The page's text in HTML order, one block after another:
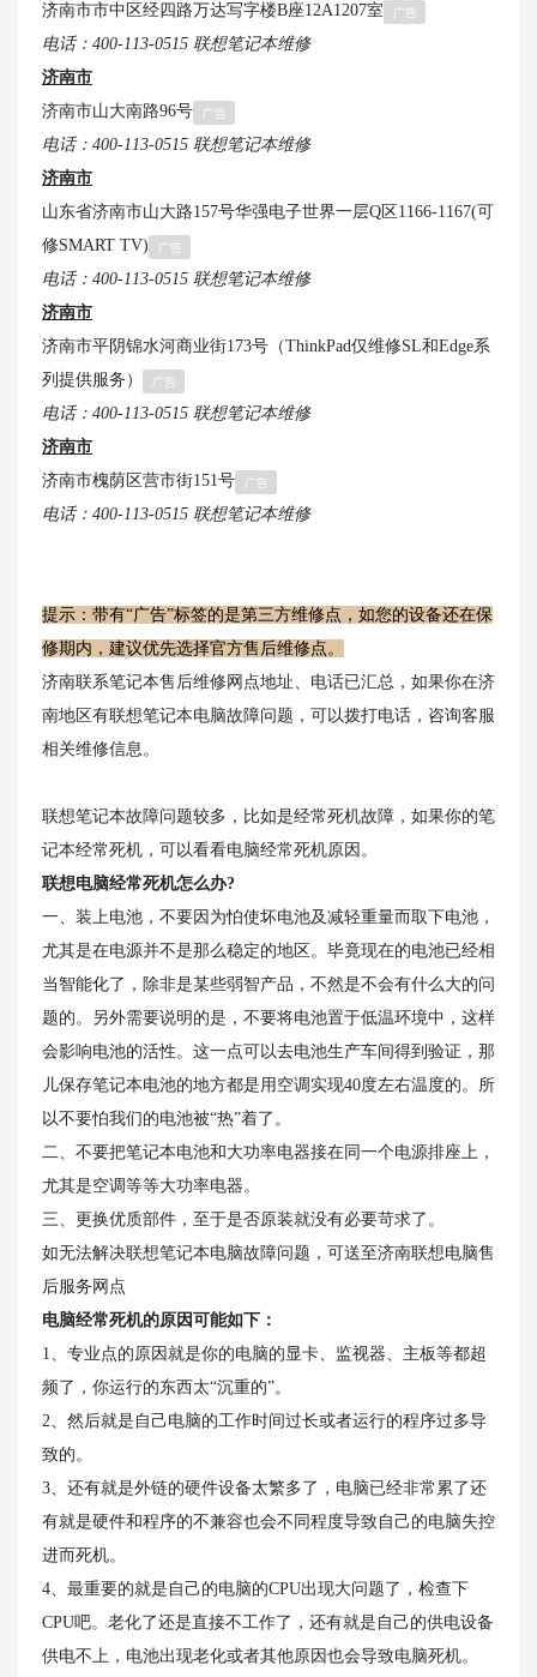
济南市市中区经四路万达写字楼B座12A1207室
电话：400-113-0515 联想笔记本维修
济南市
济南市山大南路96号
电话：400-113-0515 联想笔记本维修
济南市
山东省济南市山大路157号华强电子世界一层Q区1166-1167(可
修SMART TV)
电话：400-113-0515 联想笔记本维修
济南市
济南市平阴锦水河商业街173号（ThinkPad仅维修SL和Edge系
列提供服务）
电话：400-113-0515 联想笔记本维修
济南市
济南市槐荫区营市街151号
电话：400-113-0515 联想笔记本维修
提示：带有“广告”标签的是第三方维修点，如您的设备还在保
修期内，建议优先选择官方售后维修点。
济南联系笔记本售后维修网点地址、电话已汇总，如果你在济
南地区有联想笔记本电脑故障问题，可以拨打电话，咨询客服
相关维修信息。
联想笔记本故障问题较多，比如是经常死机故障，如果你的笔
记本经常死机，可以看看电脑经常死机原因。
联想电脑经常死机怎么办?
一、装上电池，不要因为怕使坏电池及减轻重量而取下电池，
尤其是在电源并不是那么稳定的地区。毕竟现在的电池已经相
当智能化了，除非是某些弱智产品，不然是不会有什么大的问
题的。另外需要说明的是，不要将电池置于低温环境中，这样
会影响电池的活性。这一点可以去电池生产车间得到验证，那
儿保存笔记本电池的地方都是用空调实现40度左右温度的。所
以不要怕我们的电池被“热”着了。
二、不要把笔记本电池和大功率电器接在同一个电源排座上，
尤其是空调等等大功率电器。
三、更换优质部件，至于是否原装就没有必要苛求了。
如无法解决联想笔记本电脑故障问题，可送至济南联想电脑售
后服务网点
电脑经常死机的原因可能如下：
1、专业点的原因就是你的电脑的显卡、监视器、主板等都超
频了，你运行的东西太“沉重的”。
2、然后就是自己电脑的工作时间过长或者运行的程序过多导
致的。
3、还有就是外链的硬件设备太繁多了，电脑已经非常累了还
有就是硬件和程序的不兼容也会不同程度导致自己的电脑失控
进而死机。
4、最重要的就是自己的电脑的CPU出现大问题了，检查下
CPU吧。老化了还是直接不工作了，还有就是自己的供电设备
供电不上，电池出现老化或者其他原因也会导致电脑死机。